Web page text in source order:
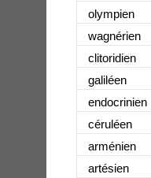
olympien
wagnérien
clitoridien
galiléen
endocrinien
céruléen
arménien
artésien